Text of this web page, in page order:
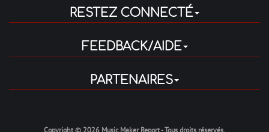
RESTEZ CONNECTÉ
FEEDBACK/AIDE
PARTENAIRES